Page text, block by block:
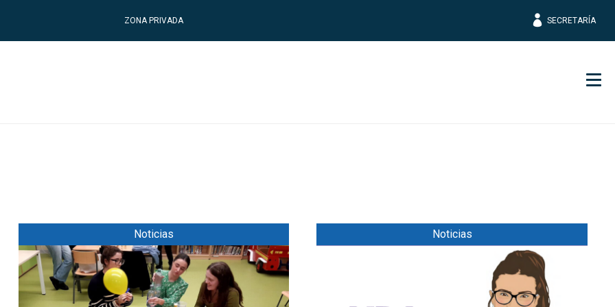
ZONA PRIVADA SECRETARÍA
Noticias Noticias